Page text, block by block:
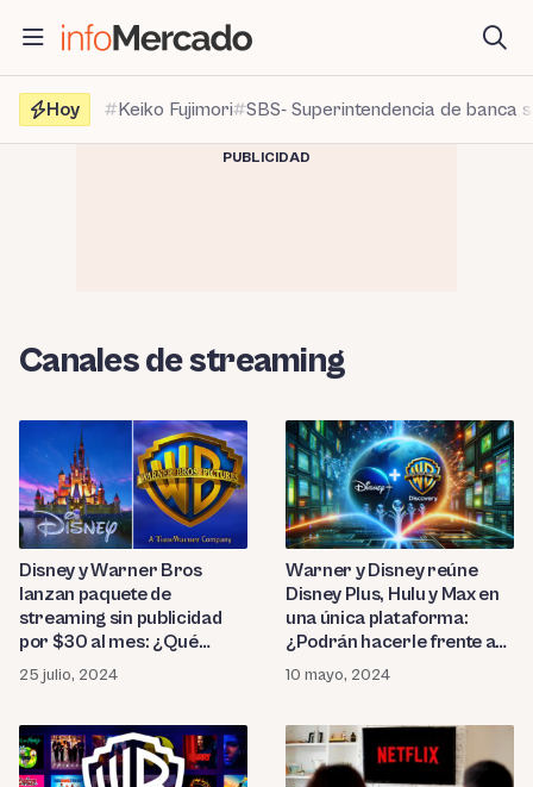
contenido
Hoy
Keiko Fujimori SBS- Superintendencia de banca
PUBLICIDAD
Canales de streaming
Disney y Warner Bros
lanzan paquete de
streaming sin publicidad
por $30 al mes: ¿Qué
incluye?
25 julio, 2024
Warner y Disney reúne
Disney Plus, Hulu y Max en
una única plataforma:
¿Podrán hacerle frente a
Netflix?
10 mayo, 2024